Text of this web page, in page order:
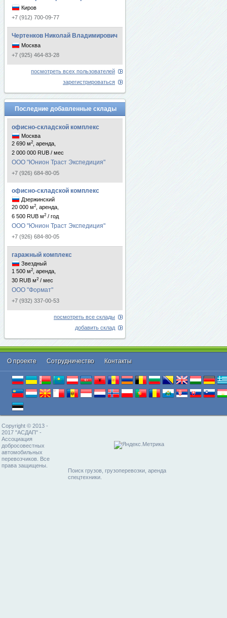
Киров
+7 (912) 700-09-77
Чертенков Николай Владимирович
Москва
+7 (925) 464-83-28
посмотреть всех пользователей
зарегистрироваться
Последние добавленные склады
офисно-складской комплекс
Москва
2 690 м2
, аренда,
2 000 000 RUB / мес
ООО "Юнион Траст Экспедиция"
+7 (926) 684-80-05
офисно-складской комплекс
Дзержинский
20 000 м2
, аренда,
6 500 RUB м2 / год
ООО "Юнион Траст Экспедиция"
+7 (926) 684-80-05
гаражный комплекс
Звездный
1 500 м2
, аренда,
30 RUB м2 / мес
ООО "Формат"
+7 (932) 337-00-53
посмотреть все склады
добавить склад
О проекте Cотрудничество Контакты
Copyright © 2013 -
2017 "АСДАП" -
Ассоциация
добросовестных
автомобильных
перевозчиков. Все
права защищены.
Поиск грузов, грузоперевозки, аренда
спецтехники.